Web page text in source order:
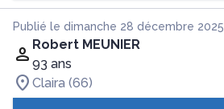
Publié le dimanche 28 décembre 2025
Robert MEUNIER
93 ans
Claira (66)